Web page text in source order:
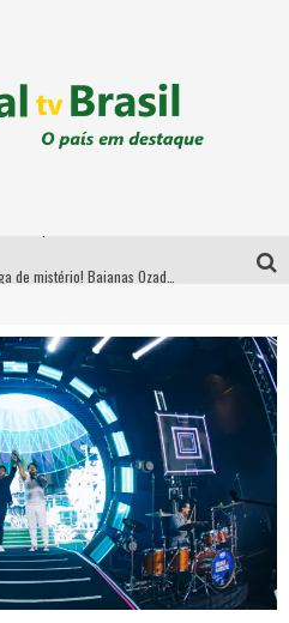
LMaior campeonato de drift da América Latina arrecada doações para vítimas das chuvas em MG neste fim de semana